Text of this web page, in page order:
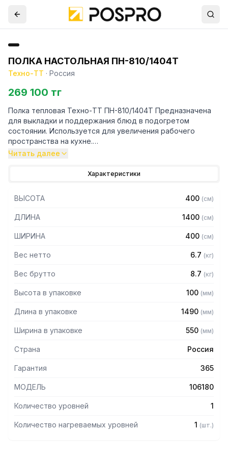
ПОЛКА НАСТОЛЬНАЯ ПН-810/1404Т
Техно-ТТ · Россия
269 100 тг
Полка тепловая Техно-ТТ ПН-810/1404Т Предназначена
для выкладки и поддержания блюд в подогретом
состоянии. Используется для увеличения рабочего
пространства на кухне.
0,8 мм
— Каркас - труба 20х20 из нержавеющей стали марки AISI
430 толщиной 1,2 мм
— Разборная конструкция
Читать далее
Характеристики
ВЫСОТА 400 (см)
ДЛИНА 1400 (см)
ШИРИНА 400 (см)
Вес нетто 6.7 (кг)
Вес брутто 8.7 (кг)
Высота в упаковке 100 (мм)
Длина в упаковке 1490 (мм)
Ширина в упаковке 550 (мм)
Страна Россия
Гарантия 365
МОДЕЛЬ 106180
Количество уровней 1
Количество нагреваемых уровней 1 (шт.)